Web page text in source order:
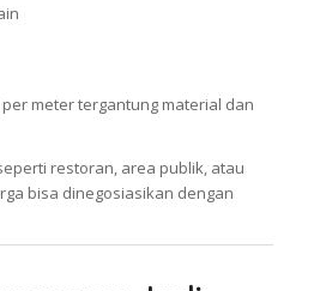
per meter tergantung material dan
restoran, area publik, atau
bisa dinegosiasikan dengan